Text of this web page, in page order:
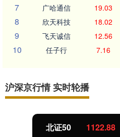
7 广哈通信 19.03
8 欣天科技 18.02
9 飞天诚信 12.56
10 任子行 7.16
沪深京行情 实时轮播
北证50 1122.88